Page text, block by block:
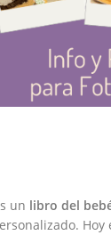
un libro del